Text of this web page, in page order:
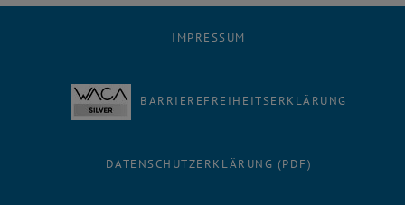
IMPRESSUM
BARRIEREFREIHEITSERKLÄRUNG
DATENSCHUTZERKLÄRUNG (PDF)